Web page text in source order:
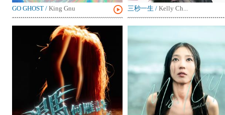
GO GHOST / King Gnu 三秒一生 / Kelly Ch...